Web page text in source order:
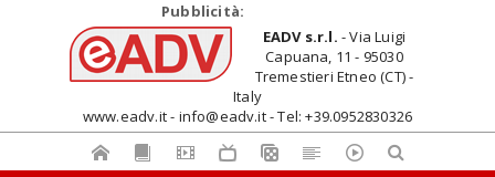
Pubblicità:
EADV s.r.l. - Via Luigi
Capuana, 11 - 95030
Tremestieri Etneo (CT) -
Italy
www.eadv.it - info@eadv.it - Tel: +39.0952830326